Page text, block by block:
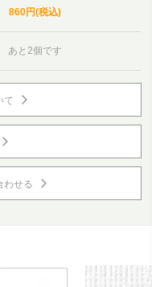
860円(税込)
あと2個です
て
わせる